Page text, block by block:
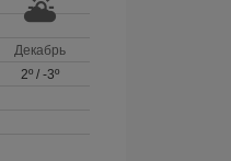
Декабрь
2º /-3º